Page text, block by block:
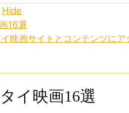
Hide
16選
映画サイトとコンテンツにア
イ映画16選